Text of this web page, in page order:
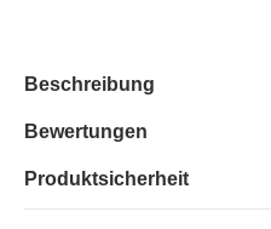
Beschreibung
Bewertungen
Produktsicherheit